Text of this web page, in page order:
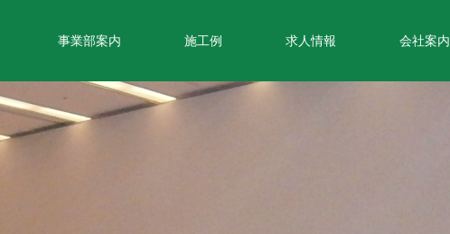
事業部案内 施工例 求人情報 会社案内